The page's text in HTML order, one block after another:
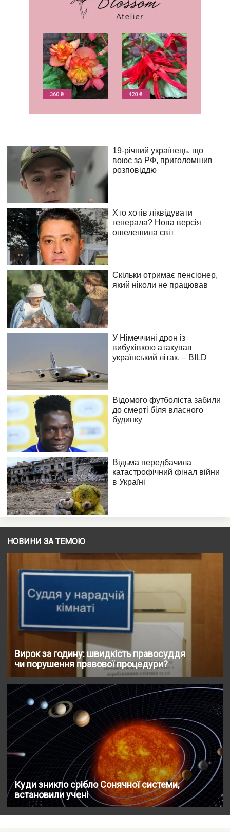
НОВИНИ ЗА ТЕМОЮ
Вирок за годину: швидкість правосуддя
чи порушення правової процедури?
Куди зникло срібло Сонячної системи,
встановили учені